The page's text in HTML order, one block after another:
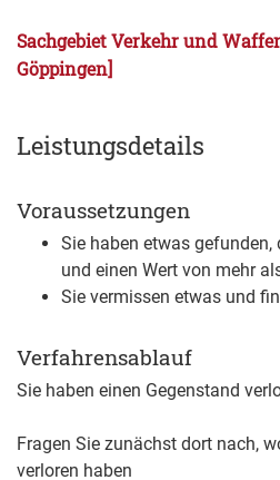
Sachgebiet Verkehr und
Göppingen]
Leistungsdetails
Voraussetzungen
Sie haben etwas
und einen Wert von mehr
Sie vermissen etwas und
Verfahrensablauf
Sie haben einen Gegenstand
Fragen Sie zunächst dort nach,
verloren haben